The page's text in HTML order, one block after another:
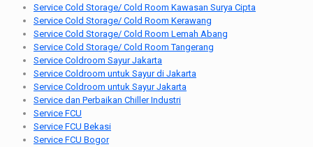
Service Cold Storage/ Cold Room Kawasan Surya Cipta
Service Cold Storage/ Cold Room Kerawang
Service Cold Storage/ Cold Room Lemah Abang
Service Cold Storage/ Cold Room Tangerang
Service Coldroom Sayur Jakarta
Service Coldroom untuk Sayur di Jakarta
Service Coldroom untuk Sayur Jakarta
Service dan Perbaikan Chiller Industri
Service FCU
Service FCU Bekasi
Service FCU Bogor